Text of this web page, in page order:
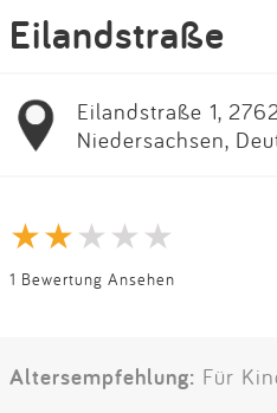
Eilandstraße
Eilandstraße 1,
Niedersachsen,
1 Bewertung Ansehen
Altersempfehlung: Für